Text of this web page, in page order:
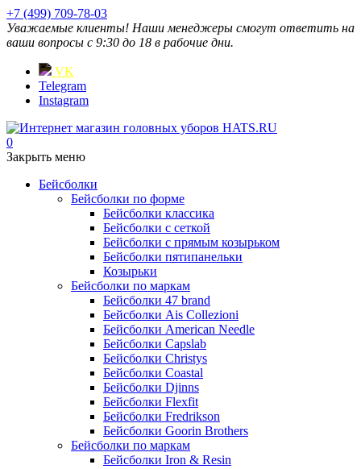
+7 (499) 709-78-03
Уважаемые клиенты! Наши менеджеры смогут ответить на
ваши вопросы с 9:30 до 18 в рабочие дни.
VK
Telegram
Instagram
0
Закрыть меню
Бейсболки
Бейсболки по форме
Бейсболки классика
Бейсболки с сеткой
Бейсболки с прямым козырьком
Бейсболки пятипанельки
Козырьки
Бейсболки по маркам
Бейсболки 47 brand
Бейсболки Ais Collezioni
Бейсболки American Needle
Бейсболки Capslab
Бейсболки Christys
Бейсболки Coastal
Бейсболки Djinns
Бейсболки Flexfit
Бейсболки Fredrikson
Бейсболки Goorin Brothers
Бейсболки по маркам
Бейсболки Iron & Resin